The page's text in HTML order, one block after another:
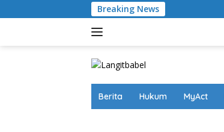
to
Breaking News
Berita Hukum MyAct